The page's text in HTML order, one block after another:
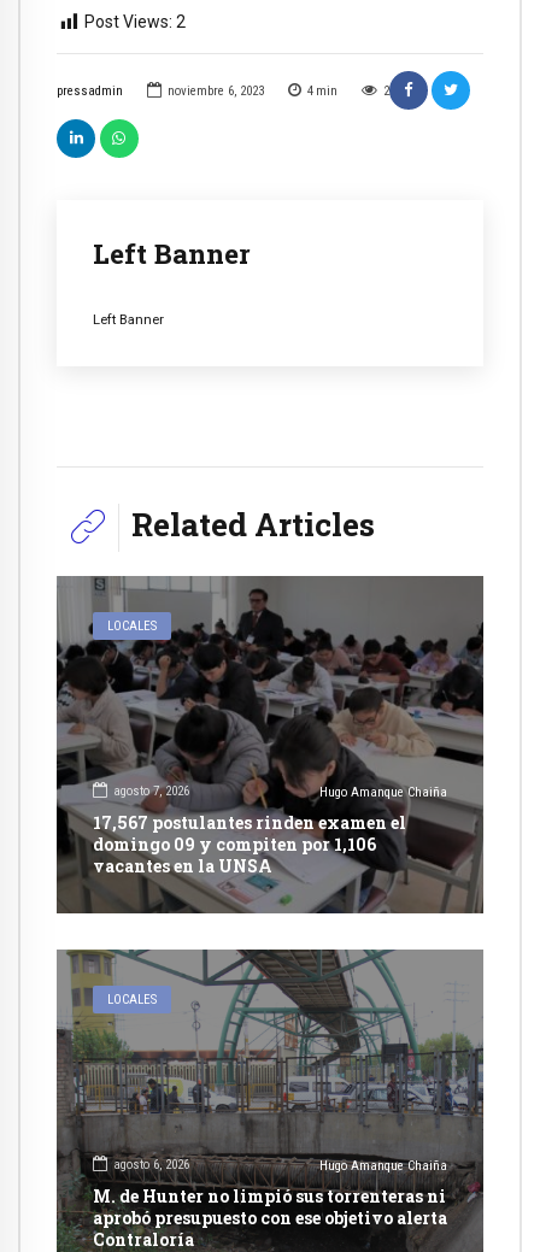
pressadmin noviembre 6, 2023 4 min 2
Left Banner
Left Banner
Post Views: 2
Related Articles
LOCALES
agosto 7, 2026 Hugo Amanque Chaiña
17,567 postulantes rinden examen el
domingo 09 y compiten por 1,106
vacantes en la UNSA
LOCALES
agosto 6, 2026 Hugo Amanque Chaiña
M. de Hunter no limpió sus torrenteras ni
aprobó presupuesto con ese objetivo alerta
Contraloría